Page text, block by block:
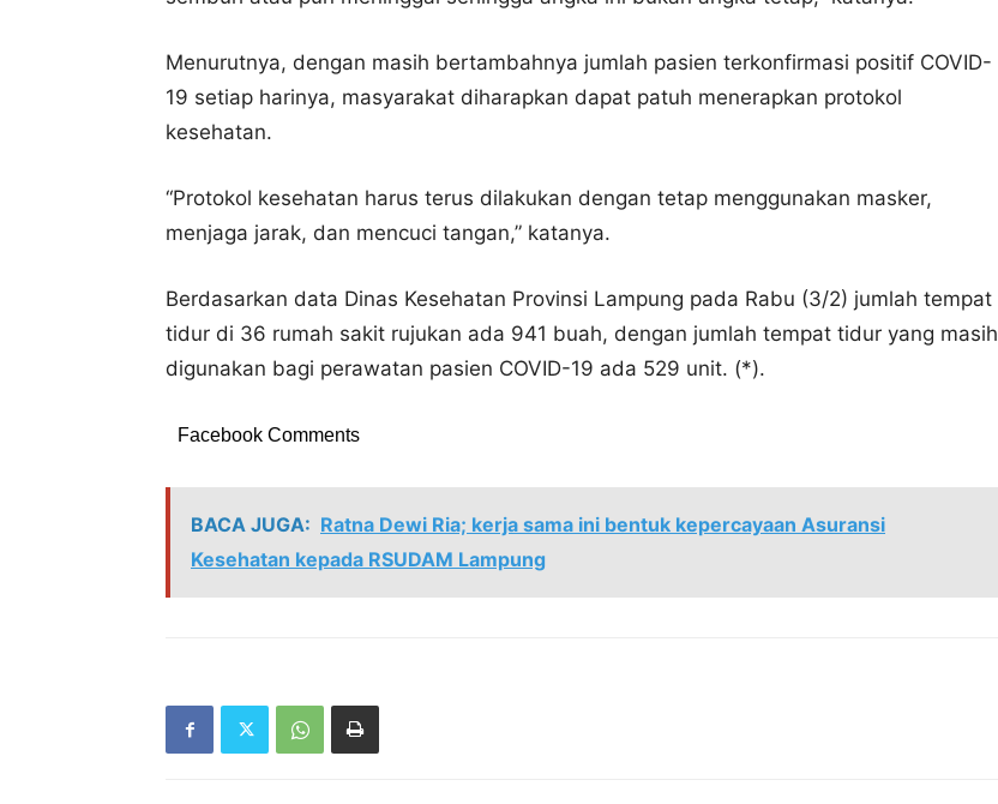
Menurutnya, dengan masih bertambahnya jumlah pasien terkonfirmasi positif COVID-
19 setiap harinya, masyarakat diharapkan dapat patuh menerapkan protokol
kesehatan.
“Protokol kesehatan harus terus dilakukan dengan tetap menggunakan masker,
menjaga jarak, dan mencuci tangan,” katanya.
Berdasarkan data Dinas Kesehatan Provinsi Lampung pada Rabu (3/2) jumlah tempat
tidur di 36 rumah sakit rujukan ada 941 buah, dengan jumlah tempat tidur yang masih
digunakan bagi perawatan pasien COVID-19 ada 529 unit. (*).
Facebook Comments
BACA JUGA: Ratna Dewi Ria; kerja sama ini bentuk kepercayaan Asuransi
Kesehatan kepada RSUDAM Lampung